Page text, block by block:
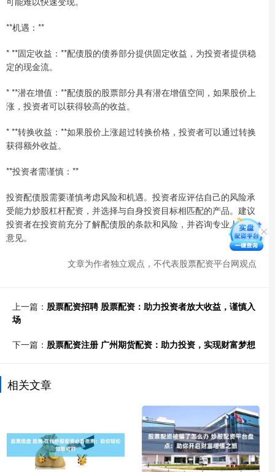
**机遇：**
* **固定收益：**配债股的债券部分提供固定收益，为投资者提供稳
定的现金流。
* **潜在增值：**配债股的股票部分具有潜在增值空间，如果股价上
涨，投资者可以获得较高的收益。
* **转换收益：**如果股价上涨超过转换价格，投资者可以通过转换
获得额外收益。
**投资者需谨慎：**
投资配债股需要谨慎考虑风险和机遇。投资者应评估自己的风险承
受能力炒股杠杆配资，并选择与自身投资目标相匹配的产品。建议
投资者在投资前充分了解配债股的条款和风险，并咨询专业人士的
意见。
文章为作者独立观点，不代表股票配资平台网观点
上一篇： 股票配资招聘 股票配资：助力投资者放大收益，谨慎入
场
下一篇： 股票配资注册 广州期货配资：助力投资，实现财富梦想
相关文章